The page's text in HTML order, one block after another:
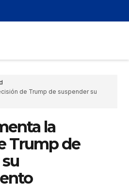
de Trump de suspender su
la
Trump de